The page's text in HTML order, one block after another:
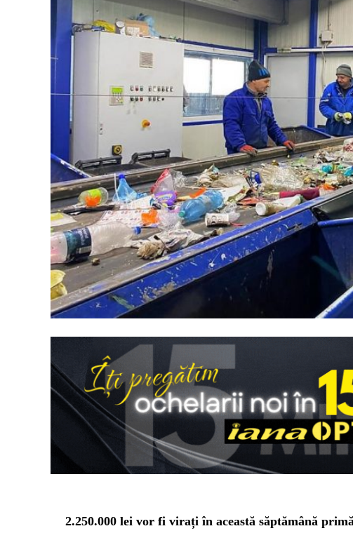
2.250.000 lei vor fi virați în această săptămână